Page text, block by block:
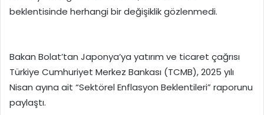
beklentisinde herhangi bir değişiklik gözlenmedi.
Bakan Bolat’tan Japonya’ya yatırım ve ticaret çağrısı
Türkiye Cumhuriyet Merkez Bankası (TCMB), 2025 yılı
Nisan ayına ait “Sektörel Enflasyon Beklentileri” raporunu
paylaştı.